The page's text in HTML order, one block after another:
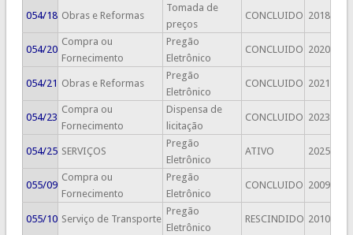
054/18 Obras e Reformas
Tomada de
preços
CONCLUIDO 2018
054/20
Compra ou
Fornecimento
Pregão
Eletrônico
CONCLUIDO 2020
054/21 Obras e Reformas
Pregão
Eletrônico
CONCLUIDO 2021
054/23
Compra ou
Fornecimento
Dispensa de
licitação
CONCLUIDO 2023
054/25 SERVIÇOS
Pregão
Eletrônico
ATIVO 2025
055/09
Compra ou
Fornecimento
Pregão
Eletrônico
CONCLUIDO 2009
055/10 Serviço de Transporte
Pregão
Eletrônico
RESCINDIDO 2010